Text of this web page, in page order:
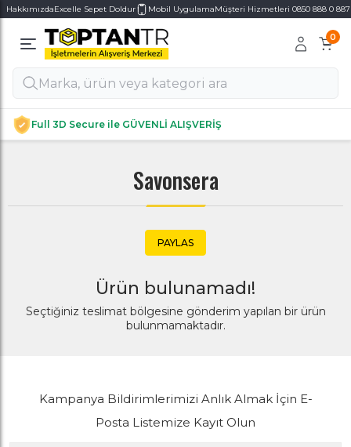
HakkımızdaExcelle Sepet Doldur Mobil UygulamaMüşteri Hizmetleri 0850 888 0 887
0
Full 3D Secure ile GÜVENLİ ALIŞVERİŞ
Alt Kategoriler
Alt Kategoriler
Savonsera
PAYLAS
Ürün bulunamadı!
Seçtiğiniz teslimat bölgesine gönderim yapılan bir ürün
bulunmamaktadır.
Kampanya Bildirimlerimizi Anlık Almak İçin E-
Posta Listemize Kayıt Olun